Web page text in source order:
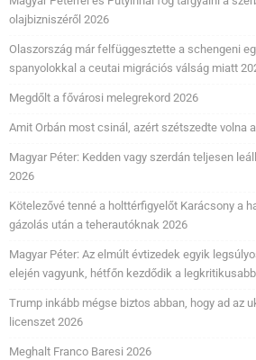
olajbizniszéről 2026
Olaszország már felfüggesztette a schengeni
spanyolokkal a ceutai migrációs válság miatt
Megdőlt a fővárosi melegrekord 2026
Amit Orbán most csinál, azért szétszedte volna
Magyar Péter: Kedden vagy szerdán teljesen
2026
Kötelezővé tenné a holttérfigyelőt Karácsony a
gázolás után a teherautóknak 2026
Magyar Péter: Az elmúlt évtizedek egyik
elején vagyunk, hétfőn kezdődik a
Trump inkább mégse biztos abban, hogy ad az
licenszet 2026
Meghalt Franco Baresi 2026